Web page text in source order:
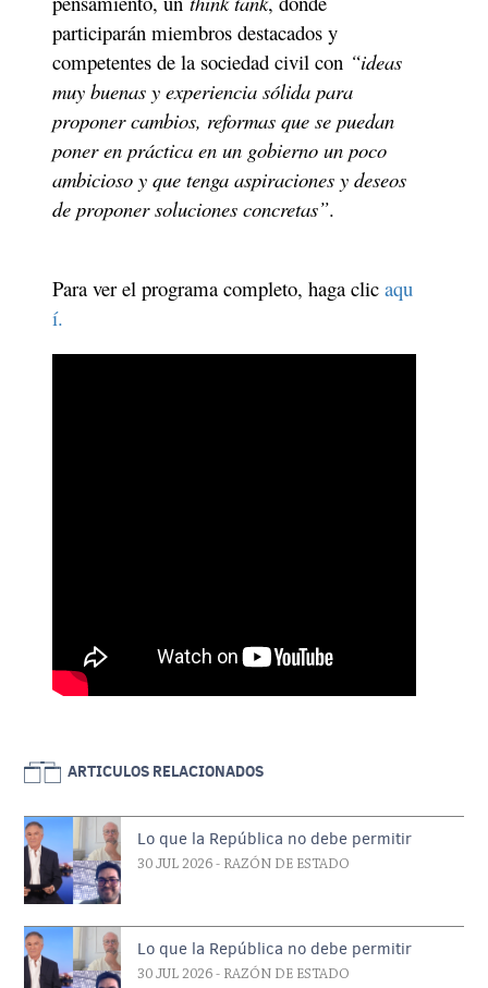
participarán miembros destacados y
competentes de la sociedad civil con “ideas
muy buenas y experiencia sólida para
proponer cambios, reformas que se puedan
poner en práctica en un gobierno un poco
ambicioso y que tenga aspiraciones y deseos
de proponer soluciones concretas”.
Para ver el programa completo, haga clic aqu
í.
ARTICULOS RELACIONADOS
Lo que la República no debe permitir
30 JUL 2026 - RAZÓN DE ESTADO
Lo que la República no debe permitir
30 JUL 2026 - RAZÓN DE ESTADO